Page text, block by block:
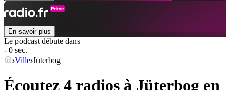
En savoir plus
Le podcast débute dans
- 0 sec.
Ville Jüterbog
Écoutez 4 radios à Jüterbog en